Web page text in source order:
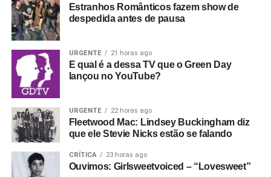
Estranhos Românticos fazem show de
despedida antes de pausa
URGENTE 21 horas ago
E qual é a dessa TV que o Green Day
lançou no YouTube?
URGENTE 22 horas ago
Fleetwood Mac: Lindsey Buckingham diz
que ele Stevie Nicks estão se falando
CRÍTICA 23 horas ago
Ouvimos: Girlsweetvoiced – “Lovesweet”